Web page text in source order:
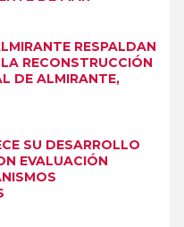
RESPALDAN
RECONSTRUCCIÓN
DE ALMIRANTE,
SU DESARROLLO
EVALUACIÓN